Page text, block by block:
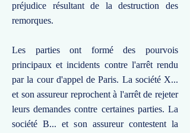
préjudice résultant de la destruction des
remorques.
Les parties ont formé des pourvois
principaux et incidents contre l'arrêt rendu
par la cour d'appel de Paris. La société X...
et son assureur reprochent à l'arrêt de rejeter
leurs demandes contre certaines parties. La
société B... et son assureur contestent la